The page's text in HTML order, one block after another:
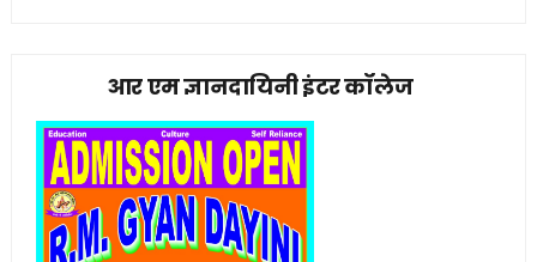
आर एम ज्ञानदायिनी इंटर कॉलेज